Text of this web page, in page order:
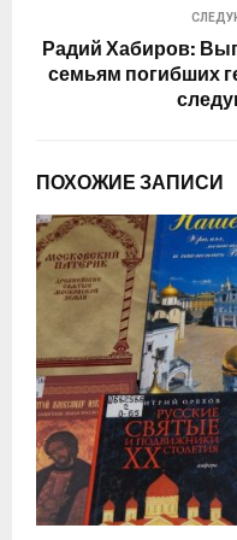
Радий Хабиров:
семьям погибших
ПОХОЖИЕ ЗАПИСИ